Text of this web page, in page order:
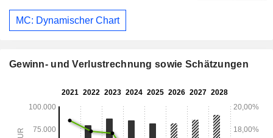
MC: Dynamischer Chart
Gewinn- und Verlustrechnung sowie Schätzungen